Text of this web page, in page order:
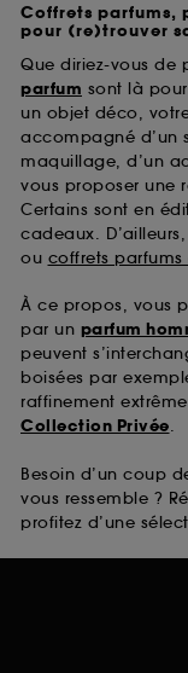
Coffrets parfums,
pour (re)trouver
Que diriez-vous de
parfum sont là
un objet déco,
accompagné d’un
maquillage, d’un
vous proposer une
Certains sont en
cadeaux.
ou coffrets parfums
À ce propos, vous
par un parfum
peuvent
boisées par
raffinement
Collection Privée.
Besoin d’un coup
vous ressemble ?
profitez d’une